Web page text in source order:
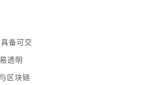
备可交
透明
区块链